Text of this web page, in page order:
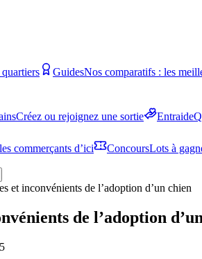
GuidesNos comparatifs : les
Créez ou rejoignez une sortie Entraide
commerçants d’ici ConcoursLots à
et inconvénients de l’adoption d’un chien
de l’adoption